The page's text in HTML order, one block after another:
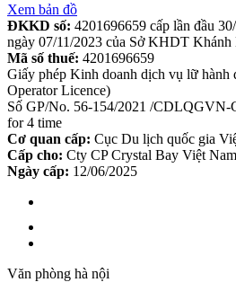
Xem bản đồ
ĐKKD số: 4201696659 cấp lần đầu
ngày 07/11/2023 của Sở KHDT Khánh
Mã số thuế: 4201696659
Giấy phép Kinh doanh dịch vụ lữ hành
Operator Licence)
Số GP/No. 56-154/2021 /CDLQGVN-
for 4 time
Cơ quan cấp: Cục Du lịch quốc gia
Cấp cho: Cty CP Crystal Bay Việt Nam
Ngày cấp: 12/06/2025
Văn phòng hà nội